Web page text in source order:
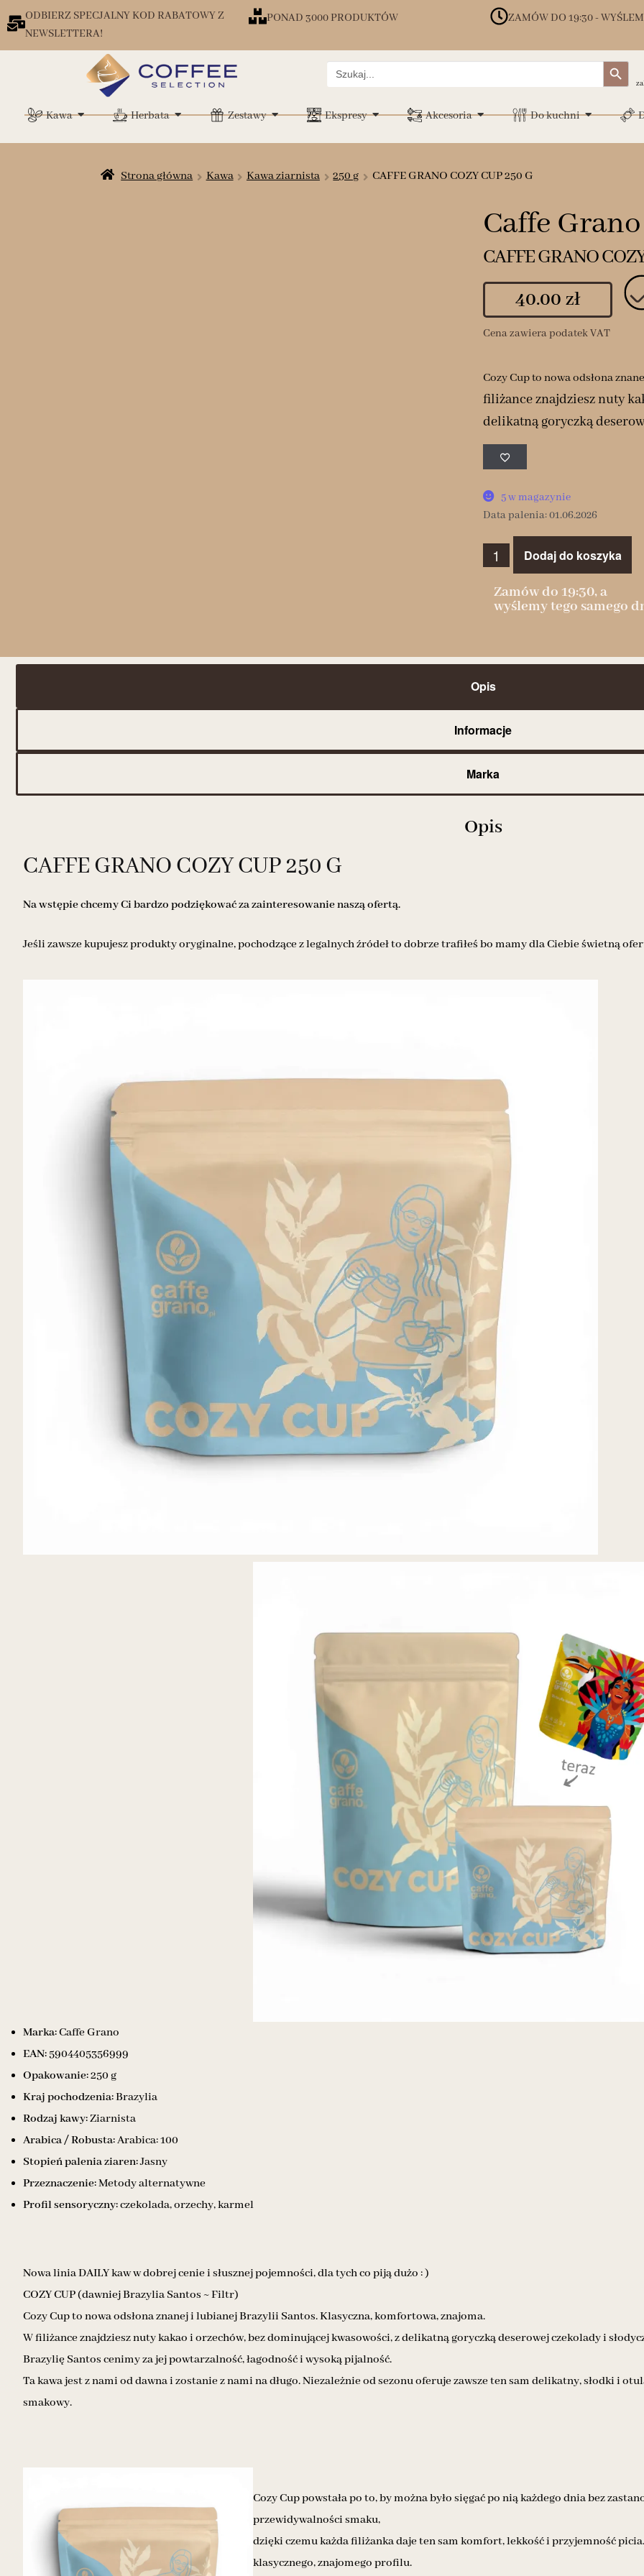
ODBIERZ SPECJALNY KOD RABATOWY Z
NEWSLETTERA!
PONAD 3000 PRODUKTÓW ZAMÓW DO 19:30 -
Search
for:
Search Button
Kawa Herbata Zestawy Ekspresy Akcesoria Do kuchni
Strona główna Kawa Kawa ziarnista 250 g CAFFE GRANO COZY CUP 250 G
Caffe Grano
CAFFE GRANO
40.00 zł
Cena zawiera podatek VAT
Cozy Cup to nowa odsłona
filiżance znajdziesz nuty
delikatną goryczką
5 w magazynie
Data palenia: 01.06.2026
Dodaj do koszyka
Zamów do 19:30, a
wyślemy tego samego
Opis
Informacje
Marka
Opis
CAFFE GRANO COZY CUP 250 G
Na wstępie chcemy Ci bardzo podziękować za zainteresowanie naszą ofertą.
Jeśli zawsze kupujesz produkty oryginalne, pochodzące z legalnych źródeł to dobrze trafiłeś bo mamy dla Ciebie świetną
Marka:Caffe Grano
EAN:5904405356999
Opakowanie:250 g
Kraj pochodzenia:Brazylia
Rodzaj kawy:Ziarnista
Arabica / Robusta:Arabica: 100
Stopień palenia ziaren:Jasny
Przeznaczenie:Metody alternatywne
Profil sensoryczny:czekolada, orzechy, karmel
Nowa linia DAILY kaw w dobrej cenie i słusznej pojemności, dla tych co piją dużo : )
COZY CUP (dawniej Brazylia Santos ~ Filtr)
Cozy Cup to nowa odsłona znanej i lubianej Brazylii Santos. Klasyczna, komfortowa, znajoma.
W filiżance znajdziesz nuty kakao i orzechów, bez dominującej kwasowości, z delikatną goryczką deserowej czekolady i
Brazylię Santos cenimy za jej powtarzalność, łagodność i wysoką pijalność.
Ta kawa jest z nami od dawna i zostanie z nami na długo. Niezależnie od sezonu oferuje zawsze ten sam delikatny, słodki i
smakowy.
Cozy Cup powstała po to, by można było sięgać po nią każdego dnia bez
przewidywalności smaku,
dzięki czemu każda filiżanka daje ten sam komfort, lekkość i przyjemność
klasycznego, znajomego profilu.